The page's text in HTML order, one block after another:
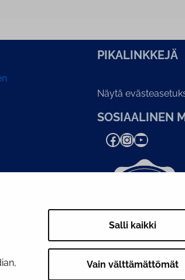
Salli kaikki
Vain välttämättömät
PI­KA­LINK­KE­JÄ
Näytä
SOSIAALINEN
Facebook InstagramYouTube